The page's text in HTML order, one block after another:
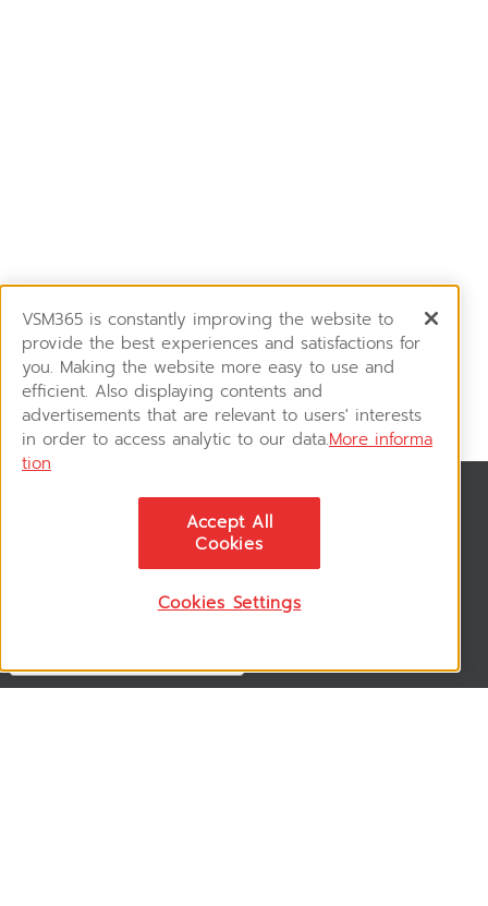
ติดตามอัพเดทข่าวสาร, โปรโมชั่น, สินค้าราคาพิเศษ ได้ก่อนใคร
VSM365 is constantly improving the website to
provide the best experiences and satisfactions for
you. Making the website more easy to use and
efficient. Also displaying contents and
advertisements that are relevant to users' interests
in order to access analytic to our data.More informa
tion
Accept All
Cookies
Cookies Settings